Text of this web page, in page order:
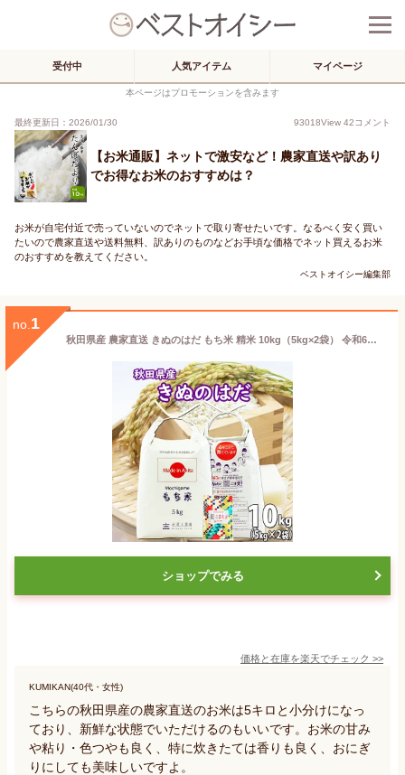
受付中 人気アイテム マイページ
本ページはプロモーションを含みます
最終更新日：2026/01/30 93018View 42コメント
【お米通販】ネットで激安など！農家直送や訳あり
でお得なお米のおすすめは？
お米が自宅付近で売っていないのでネットで取り寄せたいです。なるべく安く買い
たいので農家直送や送料無料、訳ありのものなどお手頃な価格でネット買えるお米
のおすすめを教えてください。
ベストオイシー編集部
no. 1
秋田県産 農家直送 きぬのはだ もち米 精米 10kg（5kg×2袋） 令和6年産 古代米お試し袋付き
ショップでみる
価格と在庫を楽天でチェック >>
KUMIKAN(40代・女性)
こちらの秋田県産の農家直送のお米は5キロと小分けになっ
ており、新鮮な状態でいただけるのもいいです。お米の甘み
や粘り・色つやも良く、特に炊きたては香りも良く、おにぎ
りにしても美味しいですよ。